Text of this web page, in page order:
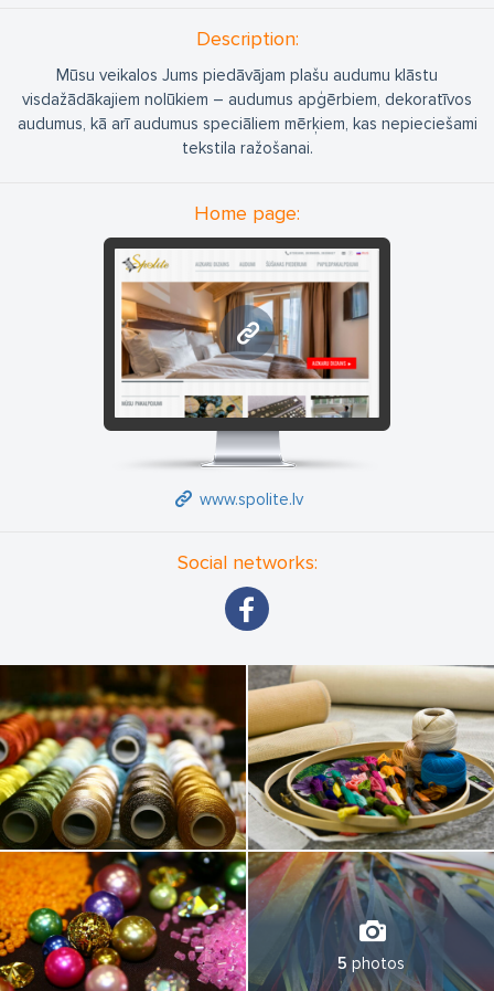
Description:
Mūsu veikalos Jums piedāvājam plašu audumu klāstu
visdažādākajiem nolūkiem – audumus apģērbiem, dekoratīvos
audumus, kā arī audumus speciāliem mērķiem, kas nepieciešami
tekstila ražošanai.
Home page:
www.spolite.lv
www.spolite.lv
Social networks:
5 photos